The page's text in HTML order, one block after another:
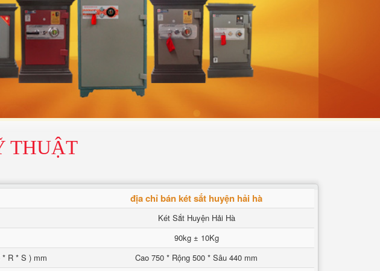
THUẬT
địa chỉ bán két sắt huyện hải hà
Két Sắt Huyện Hải Hà
90kg ± 10Kg
R * S ) mm
Cao 750 * Rộng 500 * Sâu 440 mm